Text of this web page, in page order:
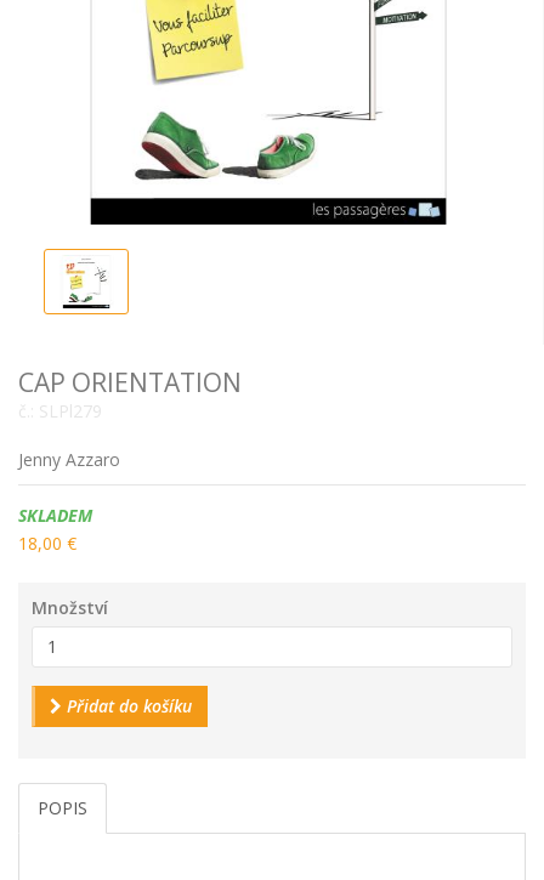
CAP ORIENTATION
č.: SLPl279
Jenny Azzaro
Dostupnost:
SKLADEM
18,00 €
Množství
Přidat do košíku
POPIS